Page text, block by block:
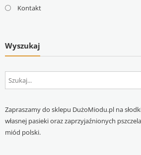
Kontakt
Wyszukaj
Zapraszamy do sklepu DużoMiodu.pl na
własnej pasieki oraz zaprzyjaźnionych
miód polski.